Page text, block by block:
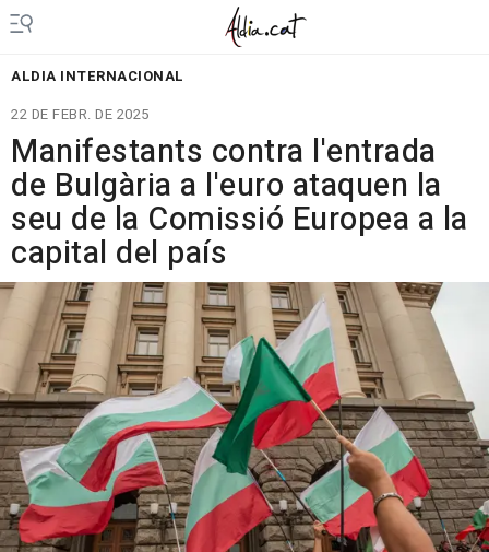
ALDIA INTERNACIONAL
22 DE FEBR. DE 2025
Manifestants contra l'entrada
de Bulgària a l'euro ataquen la
seu de la Comissió Europea a la
capital del país